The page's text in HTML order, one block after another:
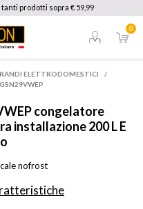
tanti prodotti sopra € 59,99
0
ELETTRODOMESTICI
/
GSN29VWEP
congelatore
installazione 200 L E
nofrost